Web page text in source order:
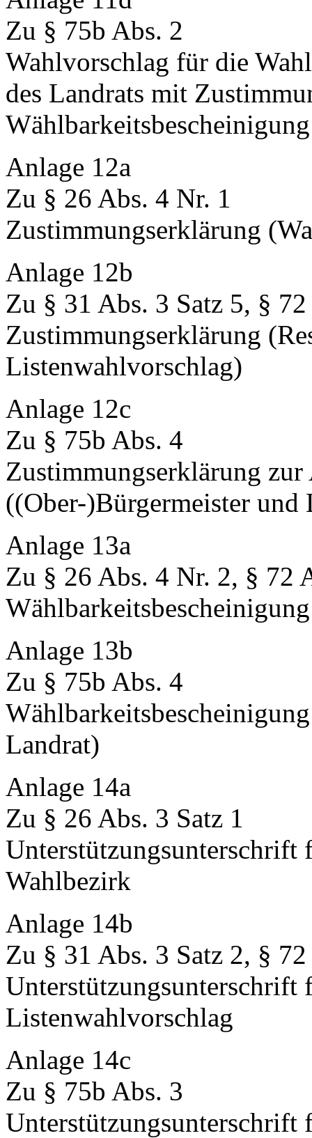
Zu § 75b Abs. 2
Wahlvorschlag für die
des Landrats mit
Wählbarkeitsbescheinigung
Anlage 12a
Zu § 26 Abs. 4 Nr. 1
Zustimmungserklärung
Anlage 12b
Zu § 31 Abs. 3 Satz 5, §
Zustimmungserklärung
Listenwahlvorschlag)
Anlage 12c
Zu § 75b Abs. 4
Zustimmungserklärung
((Ober-)Bürgermeister und
Anlage 13a
Zu § 26 Abs. 4 Nr. 2, § 72
Anlage 13b
Zu § 75b Abs. 4
Landrat)
Anlage 14a
Zu § 26 Abs. 3 Satz 1
Unterstützungsunterschrift
Wahlbezirk
Anlage 14b
Zu § 31 Abs. 3 Satz 2, §
Unterstützungsunterschrift
Listenwahlvorschlag
Anlage 14c
Zu § 75b Abs. 3
Unterstützungsunterschrift